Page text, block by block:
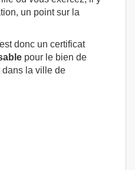
un point sur la
donc un certificat
pour le bien de
dans la ville de